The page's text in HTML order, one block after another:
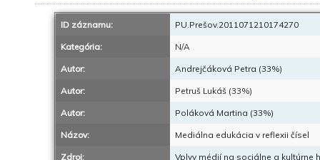
ID záznamu: PU.Prešov.2011071210174270
Kategória: N/A
Autor: Andrejčáková Petra (33%)
Autor: Petruš Lukáš (33%)
Autor: Poláková Martina (33%)
Názov: Mediálna edukácia v reflexii čísel
Zdroj: Vplyv médií na sociálne a kultúrne